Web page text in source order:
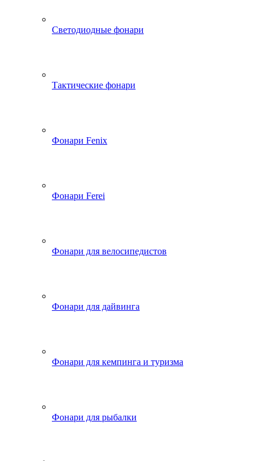
Светодиодные фонари
Тактические фонари
Фонари Fenix
Фонари Ferei
Фонари для велосипедистов
Фонари для дайвинга
Фонари для кемпинга и туризма
Фонари для рыбалки